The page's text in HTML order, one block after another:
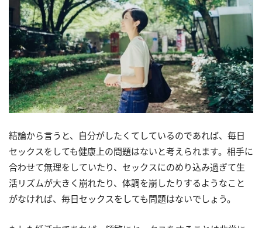
結論から言うと、自分がしたくてしているのであれば、毎日
セックスをしても健康上の問題はないと考えられます。相手に
合わせて無理をしていたり、セックスにのめり込み過ぎて生
活リズムが大きく崩れたり、体調を崩したりするようなこと
がなければ、毎日セックスをしても問題はないでしょう。